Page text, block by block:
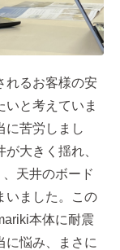
れるお客様の安
と考えていま
に苦労しまし
大きく揺れ、
天井のボード
いました。この
本体に耐震
に悩み、まさに